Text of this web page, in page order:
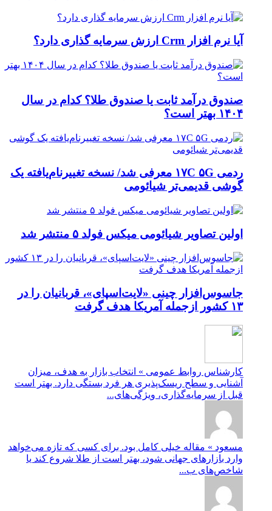
آیا نرم افزار Crm ارزش سرمایه گذاری دارد؟
صندوق درآمد ثابت یا صندوق طلا؟ کدام در سال
۱۴۰۴ بهتر است؟
ردمی ۱۷C ۵G معرفی شد/ نسخه تغییرنام‌یافته یک
گوشی قدیمی‌تر شیائومی
اولین تصاویر شیائومی میکس فولد ۵ منتشر شد
جاسوس‌افزار چینی «لایت‌اسپای»، قربانیان را در
۱۳ کشور ازجمله آمریکا هدف گرفت
کارشناس روابط عمومی » انتخاب بازار به هدف، میزان
آشنایی و سطح ریسک‌پذیری هر فرد بستگی دارد. بهتر است
قبل از سرمایه‌گذاری، ویژگی‌های...
مسعود » مقاله خیلی کامل بود. برای کسی که تازه می‌خواهد
وارد بازارهای جهانی شود، بهتر است از طلا شروع کند یا
شاخص‌های ب...